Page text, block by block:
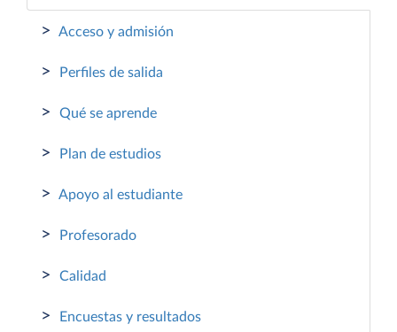
> Acceso y admisión
> Perfiles de salida
> Qué se aprende
> Plan de estudios
> Apoyo al estudiante
> Profesorado
> Calidad
> Encuestas y resultados